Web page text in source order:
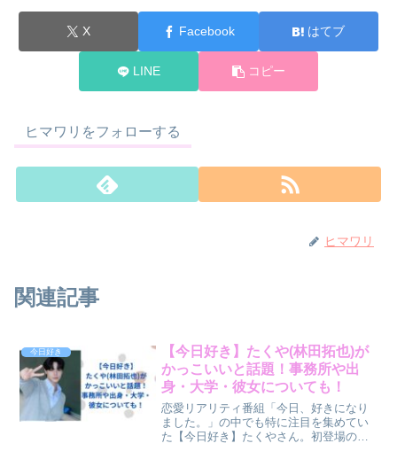
X Facebook はてブ
LINE コピー
ヒマワリをフォローする
ヒマワリ
関連記事
今日好き
【今日好き】たくや(林田拓也)が
かっこいいと話題！事務所や出
身・大学・彼女についても！
恋愛リアリティ番組「今日、好きになり
ました。」の中でも特に注目を集めてい
た【今日好き】たくやさん。初登場の瞬